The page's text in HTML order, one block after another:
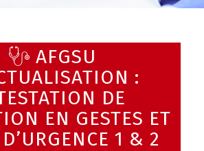
AFGSU
:
DE
EN GESTES ET
1 & 2